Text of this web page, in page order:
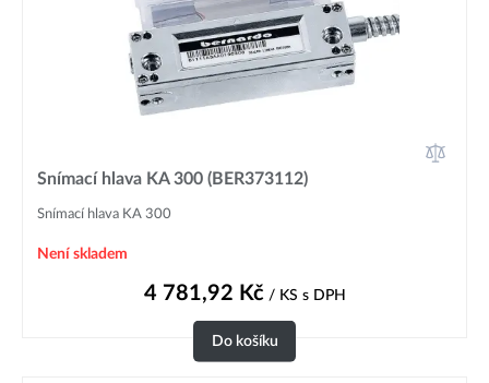
Snímací hlava KA 300 (BER373112)
Snímací hlava KA 300
Není skladem
4 781,92 Kč/ KS s DPH
Do košíku